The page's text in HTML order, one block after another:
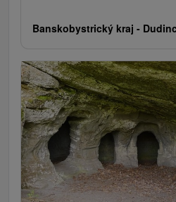
Banskobystrický kraj -